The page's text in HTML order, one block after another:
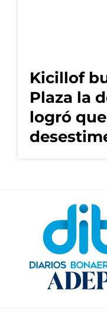
Kicillof
Plaza la
logró